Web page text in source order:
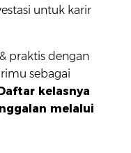
untuk karir
praktis dengan
sebagai
kelasnya
melalui